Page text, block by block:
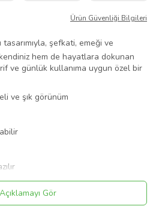
Ürün Güvenliği Bilgileri
şefkati, emeği ve
hem de hayatlara dokunan
ve günlük kullanıma uygun özel bir
ve şık görünüm
kutuda gönderilir
yalnızca dekor amaçlıdır, fiyata dahil
Gör